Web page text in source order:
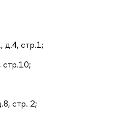
д.4, стр.1;
стр.10;
стр. 2;